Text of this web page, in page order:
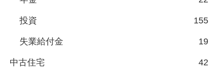
投資 155
失業給付金 19
中古住宅 42